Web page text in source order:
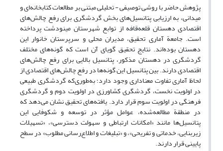
پژوهش حاضر با روشی توصیفی - تحلیلی مبتنی بر مطالعات کتابخانه‌ای و
میدانی، به ارزیابی پتانسیل‌های بخش گردشگری برای رفع چالش‌های
اقتصادی دهستان قلعه‌قافه از توابع شهرستان مینودشت پرداخته
است. جامعة آماری تحقیق، مدیران محلی و سرپرستان خانوار این
دهستان بوده‌اند. نتایج تحقیق گویای آن است که گونه‌های مختلف
گردشگری در دهستان مذکور، پتانسیل بالایی برای رفع چالش‌های
اقتصادی دارند. بین پتانسیل این گونه‌ها در رفع چالش‌های اقتصادی از
لحاظ آماری تفاوت معناداری وجود دارد؛ به‌طوری‌که گردشگری طبیعی
در اولویت نخست، گردشگری کشاورزی در اولویت دوم و گردشگری
فرهنگی در اولویت سوم قرار دارد. یافته‌های تحقیق نشان می‌دهد که
در منطقة مطالعه‌شده، عوامل مؤثر در توسعه و شکوفایی این
پتانسیل‌ها مانند «امکانات ارتباطی و سهولت دسترسی»، «تسهیلات
زیربنایی، خدماتی و تفریحی»، و «تبلیغات و اطلاع‌رسانی مطلوب» در سطح
پایینی قرار دارند.